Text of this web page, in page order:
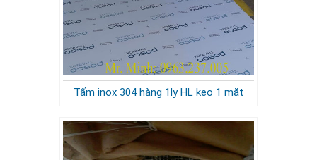
Tấm inox 304 hàng 1ly HL keo 1 mặt